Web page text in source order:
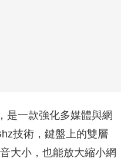
是一款強化多媒體與網
技術，鍵盤上的雙層
大小，也能放大縮小網